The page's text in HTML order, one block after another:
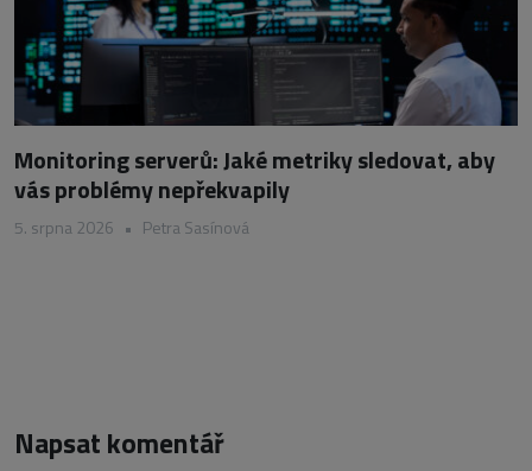
Monitoring serverů: Jaké metriky sledovat, aby
vás problémy nepřekvapily
5. srpna 2026 • Petra Sasínová
Napsat komentář